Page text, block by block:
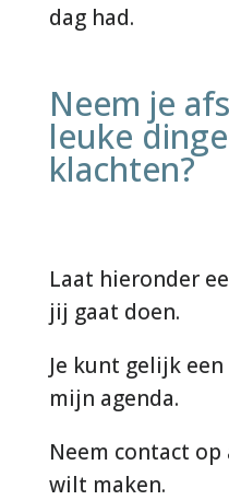
dag had.
Neem je
leuke
klachten?
Laat hieronder
jij gaat doen.
Je kunt gelijk
mijn agenda.
Neem contact
wilt maken.